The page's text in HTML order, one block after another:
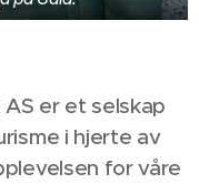
er et selskap
i hjerte av
for våre